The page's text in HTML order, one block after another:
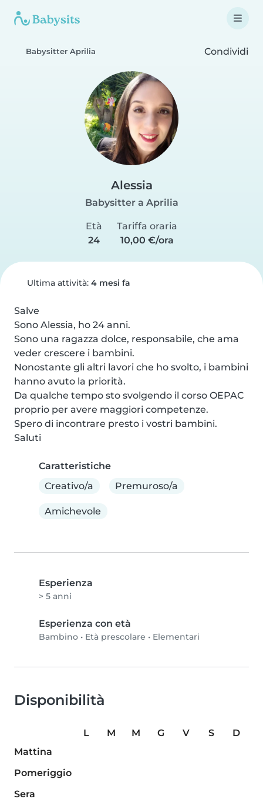
Babysitter Aprilia Condividi
Alessia
Babysitter a Aprilia
Età
24
Tariffa oraria
10,00 €/ora
Ultima attività: 4 mesi fa
Salve
Sono Alessia, ho 24 anni.
Sono una ragazza dolce, responsabile, che ama
veder crescere i bambini.
Nonostante gli altri lavori che ho svolto, i bambini
hanno avuto la priorità.
Da qualche tempo sto svolgendo il corso OEPAC
proprio per avere maggiori competenze.
Spero di incontrare presto i vostri bambini.
Saluti
Caratteristiche
Creativo/a
Premuroso/a
Amichevole
Esperienza
> 5 anni
Esperienza con età
Bambino • Età prescolare • Elementari
Disponibilità
L M M G V S
D
Mattina
Pomeriggio
Sera